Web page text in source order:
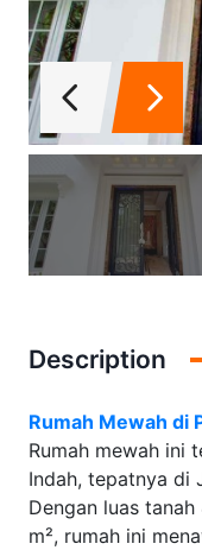
Description
Rumah Mewah di
Rumah mewah ini
Indah, tepatnya di
Dengan luas
m², rumah ini